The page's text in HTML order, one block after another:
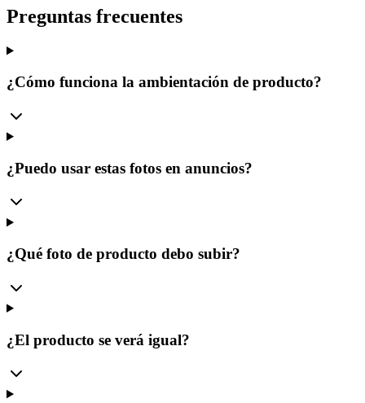
Preguntas frecuentes
¿Cómo funciona la ambientación de producto?
¿Puedo usar estas fotos en anuncios?
¿Qué foto de producto debo subir?
¿El producto se verá igual?